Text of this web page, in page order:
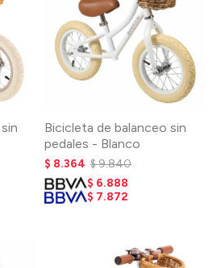
Bicicleta de balanceo sin
pedales - Blanco
$ 8.364 $9.840
$ 6.888
$ 7.872